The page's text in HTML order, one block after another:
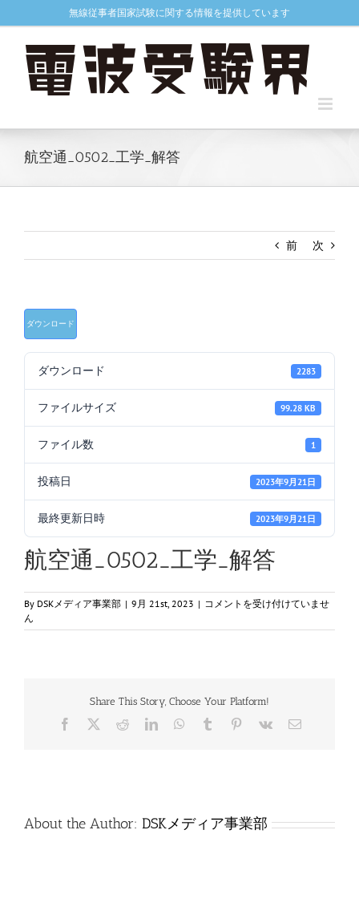
to
無線従事者国家試験に関する情報を提供しています
航空通_0502_工学_解答
前 次
ダウンロード
ダウンロード 2283
ファイルサイズ 99.28 KB
ファイル数 1
投稿日 2023年9月21日
最終更新日時 2023年9月21日
航空通_0502_工学_解答
By DSKメディア事業部 | 9月 21st, 2023 | 航
通
解
答
は
コメントを受け付けていませ
ん
Share This Story, Choose Your Platform!
Facebook RedditLinkedInWhatsApp
Tumblr Pinterest
Vk
電
About the Author: DSKメディア事業部